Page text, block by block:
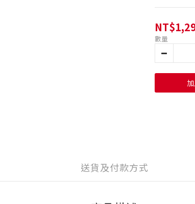
數量
送貨及付款方式